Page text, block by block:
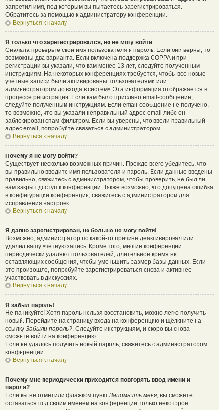
запретил имя, под которым вы пытаетесь зарегистрироваться.
Обратитесь за помощью к администратору конференции.
Вернуться к началу
Я только что зарегистрировался, но не могу войти!
Сначала проверьте свои имя пользователя и пароль. Если они верны, то
возможны два варианта. Если включена поддержка COPPA и при
регистрации вы указали, что вам менее 13 лет, следуйте полученным
инструкциям. На некоторых конференциях требуется, чтобы все новые
учётные записи были активированы пользователями или
администратором до входа в систему. Эта информация отображается в
процессе регистрации. Если вам было прислано email-сообщение,
следуйте полученным инструкциям. Если email-сообщение не получено,
то возможно, что вы указали неправильный адрес email либо он
заблокирован спам-фильтром. Если вы уверены, что ввели правильный
адрес email, попробуйте связаться с администратором.
Вернуться к началу
Почему я не могу войти?
Существует несколько возможных причин. Прежде всего убедитесь, что
вы правильно вводите имя пользователя и пароль. Если данные введены
правильно, свяжитесь с администратором, чтобы проверить, не был ли
вам закрыт доступ к конференции. Также возможно, что допущена ошибка
в конфигурации конференции, свяжитесь с администратором для
исправления настроек.
Вернуться к началу
Я давно зарегистрирован, но больше не могу войти!
Возможно, администратор по какой-то причине деактивировал или
удалил вашу учётную запись. Кроме того, многие конференции
периодически удаляют пользователей, длительное время не
оставляющих сообщения, чтобы уменьшить размер базы данных. Если
это произошло, попробуйте зарегистрироваться снова и активнее
участвовать в дискуссиях.
Вернуться к началу
Я забыл пароль!
Не паникуйте! Хотя пароль нельзя восстановить, можно легко получить
новый. Перейдите на страницу входа на конференцию и щёлкните на
ссылку Забыли пароль?. Следуйте инструкциям, и скоро вы снова
сможете войти на конференцию.
Если не удалось получить новый пароль, свяжитесь с администратором
конференции.
Вернуться к началу
Почему мне периодически приходится повторять ввод имени и
пароля?
Если вы не отметили флажком пункт Запомнить меня, вы сможете
оставаться под своим именем на конференции только некоторое